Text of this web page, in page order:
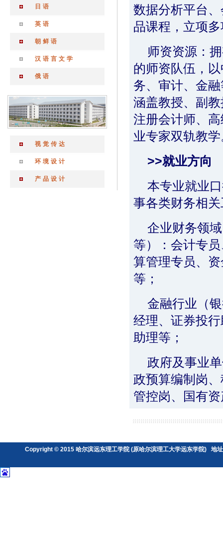
数据分析平台
品课程，立项
师资资源：
的师资队伍，
务、审计、金
涵盖教授、副
注册会计师、
业专家双轨教
>>就业方向
本专业就业
事各类财务相
企业财务领
等）：会计专
算管理专员、
等；
金融行业（
经理、证券投
助理等；
政府及事业
政预算编制岗
管控岗、国有
日语
英语
朝鲜语
汉语言文学
俄语
视觉传达
环境设计
产品设计
Copyright © 2015 哈尔滨远东理工学院 (原哈尔滨理工大学远东学院) 地